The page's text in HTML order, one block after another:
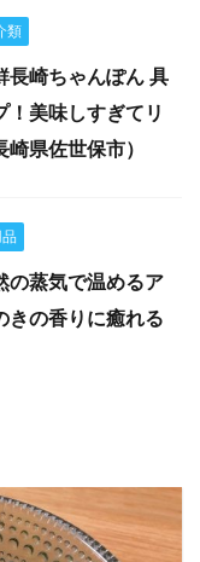
類
長崎ちゃんぽん 具
！美味しすぎてリ
県佐世保市）
の蒸気で温めるア
きの香りに癒れる